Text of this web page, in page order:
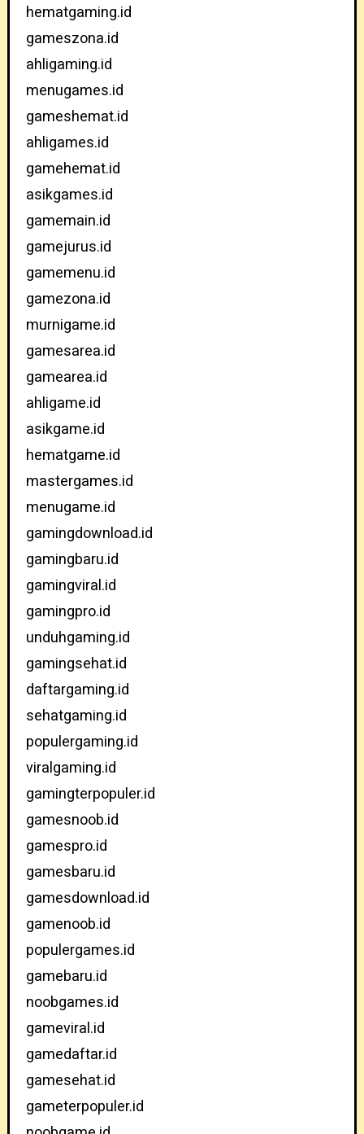
hematgaming.id
gameszona.id
ahligaming.id
menugames.id
gameshemat.id
ahligames.id
gamehemat.id
asikgames.id
gamemain.id
gamejurus.id
gamemenu.id
gamezona.id
murnigame.id
gamesarea.id
gamearea.id
ahligame.id
asikgame.id
hematgame.id
mastergames.id
menugame.id
gamingdownload.id
gamingbaru.id
gamingviral.id
gamingpro.id
unduhgaming.id
gamingsehat.id
daftargaming.id
sehatgaming.id
populergaming.id
viralgaming.id
gamingterpopuler.id
gamesnoob.id
gamespro.id
gamesbaru.id
gamesdownload.id
gamenoob.id
populergames.id
gamebaru.id
noobgames.id
gameviral.id
gamedaftar.id
gamesehat.id
gameterpopuler.id